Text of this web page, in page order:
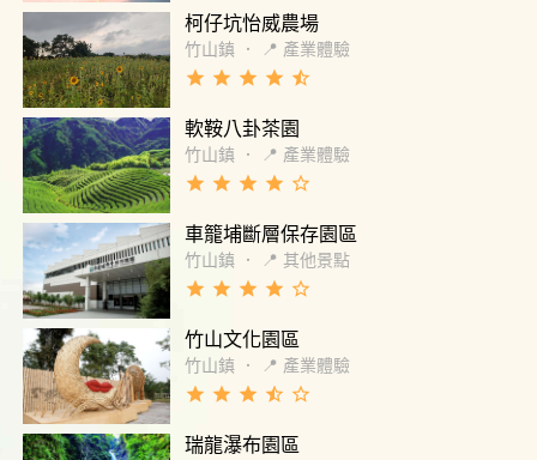
柯仔坑怡威農場
竹山鎮 ． 📍 產業體驗
grade grade grade grade star_half
軟鞍八卦茶園
竹山鎮 ． 📍 產業體驗
grade grade grade grade star_border
車籠埔斷層保存園區
竹山鎮 ． 📍 其他景點
grade grade grade grade star_border
竹山文化園區
竹山鎮 ． 📍 產業體驗
grade grade grade star_half star_border
瑞龍瀑布園區